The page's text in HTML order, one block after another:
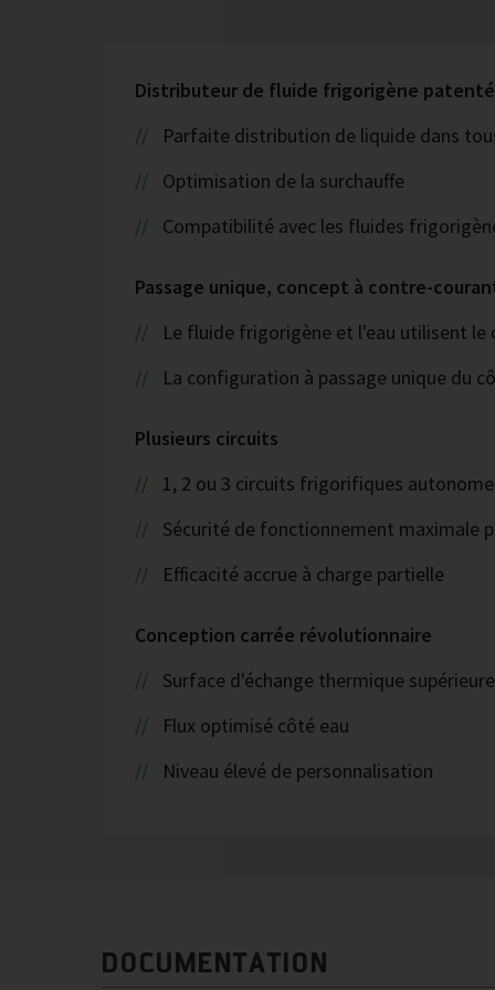
Distributeur de fluide frigorigène patenté
Parfaite distribution de liquide dans
Optimisation de la surchauffe
Compatibilité avec les fluides
Passage unique, concept à contre-
Le fluide frigorigène et l'eau utilisent le
La configuration à passage unique du
Plusieurs circuits
1, 2 ou 3 circuits frigorifiques
Sécurité de fonctionnement maximale
Efficacité accrue à charge partielle
Conception carrée révolutionnaire
Surface d'échange thermique
Flux optimisé côté eau
Niveau élevé de personnalisation
DOCUMENTATION